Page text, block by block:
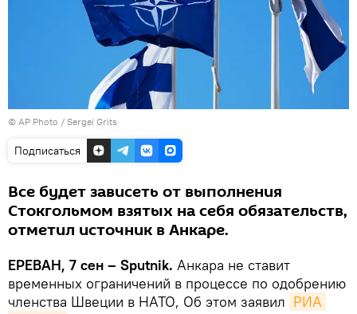
© AP Photo / Sergei Grits
Подписаться
Все будет зависеть от выполнения
Стокгольмом взятых на себя обязательств,
отметил источник в Анкаре.
ЕРЕВАН, 7 сен – Sputnik. Анкара не ставит
временных ограничений в процессе по одобрению
членства Швеции в НАТО, Об этом заявил РИА